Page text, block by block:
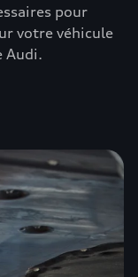
pour
votre véhicule
Audi.